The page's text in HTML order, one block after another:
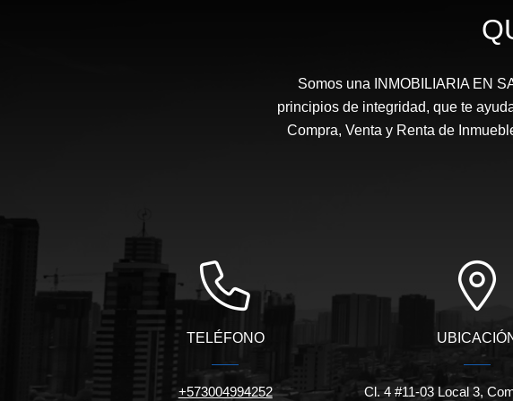
Somos una INMOBILIARIA EN
principios de integridad, que te
Compra, Venta y Renta de
TELÉFONO
+573004994252 Cl. 4 #11-03 Local 3,